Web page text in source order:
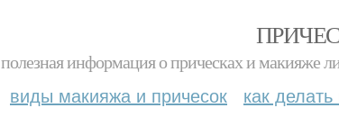
полезная информация о прическах и макияже
виды макияжа и причесок как